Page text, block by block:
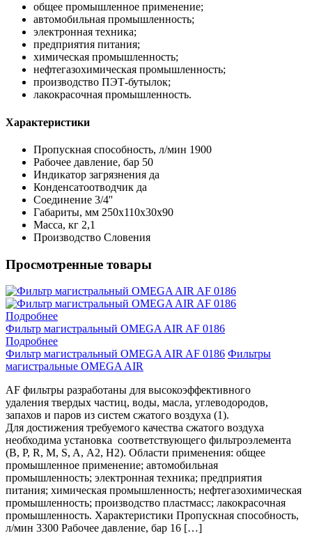
общее промышленное применение;
автомобильная промышленность;
электронная техника;
предприятия питания;
химическая промышленность;
нефтегазохимическая промышленность;
производство ПЭТ-бутылок;
лакокрасочная промышленность.
Характеристики
Пропускная способность, л/мин 1900
Рабочее давление, бар 50
Индикатор загрязнения да
Конденсатоотводчик да
Соединение 3/4''
Габариты, мм 250х110х30х90
Масса, кг 2,1
Производство Словения
Просмотренные товары
Подробнее
Фильтр магистральный OMEGA AIR AF 0186
Подробнее
Фильтр магистральный OMEGA AIR AF 0186 Фильтры
магистральные OMEGA AIR
AF фильтры разработаны для высокоэффективного
удаления твердых частиц, воды, масла, углеводородов,
запахов и паров из систем сжатого воздуха (1).
Для достижения требуемого качества сжатого воздуха
необходима установка соответствующего фильтроэлемента
(B, P, R, M, S, A, A2, H2). Области применения: общее
промышленное применение; автомобильная
промышленность; электронная техника; предприятия
питания; химическая промышленность; нефтегазохимическая
промышленность; производство пластмасс; лакокрасочная
промышленность. Характеристики Пропускная способность,
л/мин 3300 Рабочее давление, бар 16 […]